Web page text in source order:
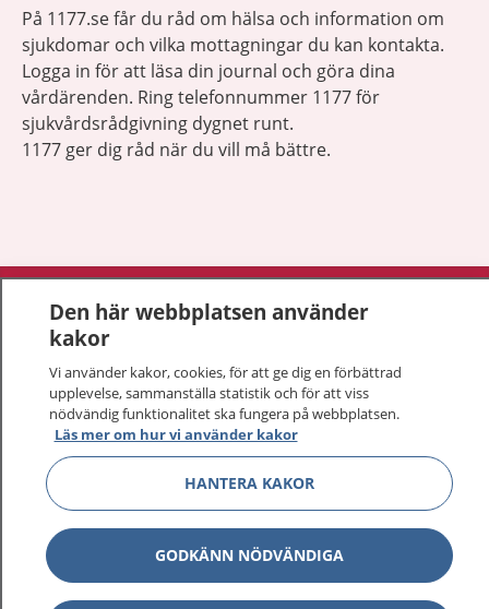
På 1177.se får du råd om hälsa och information om
sjukdomar och vilka mottagningar du kan kontakta.
Logga in för att läsa din journal och göra dina
vårdärenden. Ring telefonnummer 1177 för
sjukvårdsrådgivning dygnet runt.
1177 ger dig råd när du vill må bättre.
Kontakt
Behandling av personuppgifter
Hantering av kakor
Den här webbplatsen använder
kakor
Vi använder kakor, cookies, för att ge dig en förbättrad
upplevelse, sammanställa statistik och för att viss
nödvändig funktionalitet ska fungera på webbplatsen.
Läs mer om hur vi använder kakor
HANTERA KAKOR
GODKÄNN NÖDVÄNDIGA